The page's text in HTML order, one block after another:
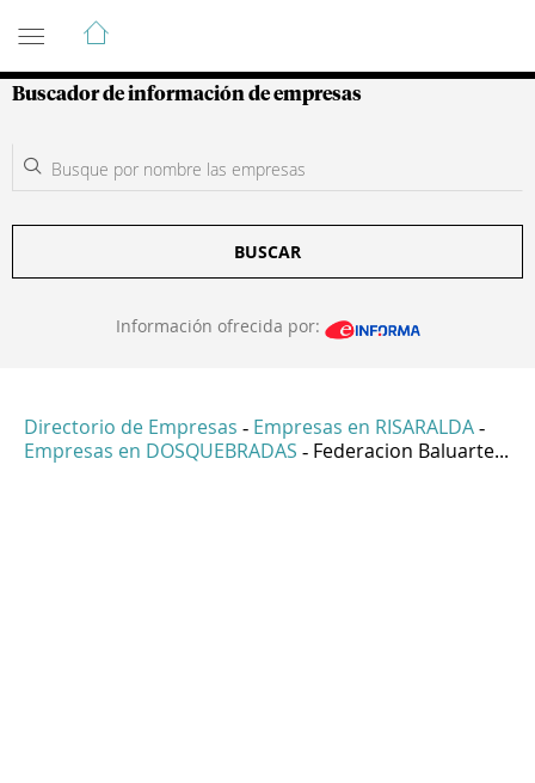
Guía de Empresas Colombianas
Buscador de información de empresas
BUSCAR
Información ofrecida por:
Directorio de Empresas - Empresas en RISARALDA -
Empresas en DOSQUEBRADAS - Federacion Baluarte...